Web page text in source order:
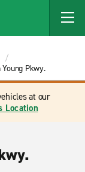
Pkwy.
at our
Location